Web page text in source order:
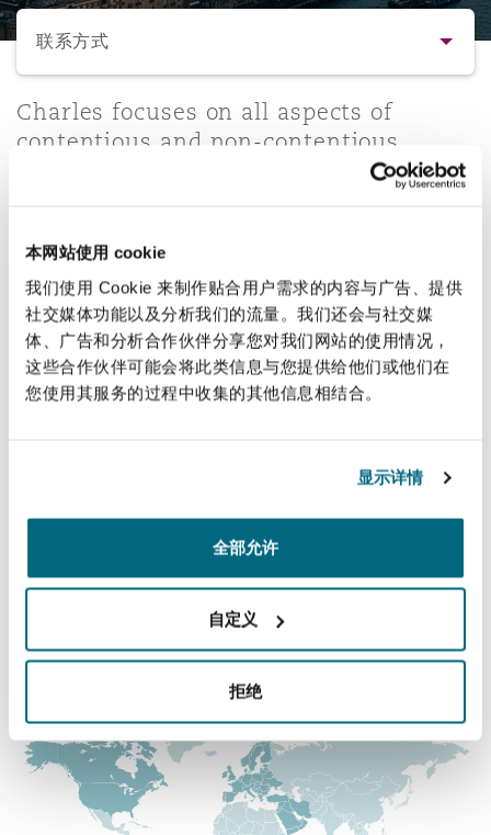
本网站使用 cookie
我们使用 Cookie 来制作贴合用户需求的内容与广告、提供
社交媒体功能以及分析我们的流量。我们还会与社交媒
体、广告和分析合作伙伴分享您对我们网站的使用情况，
这些合作伙伴可能会将此类信息与您提供给他们或他们在
您使用其服务的过程中收集的其他信息相结合。
显示详情
全部允许
自定义
拒绝
Insurance Coverage
Non-Contentious
技术、外包与数据
Financial Institutions,
Insurance Coverage
Political Risk & Trade Credit
Product Liability & Recall
Property
Reinsurance
管法规与调查
Safety, Security, Health &
尔本
德里 – 联营办公室
海
加坡
兰巴托 – 联营办公室
萨斯城
阿密
特利尔
约
兰治县
尼克斯
塞尔多夫
尔福德
堡
物浦
敦
德里
联系方式
联系方式
业务领域
法律解析
Charles focuses on all aspects of
contentious and non-contentious
employment law and is described as
large insurance broker).
直线
+44 (0) 20 7876 4215
伦敦，圣伯托尔夫大厦
+44 (0) 20 7876 5111
涵盖的办公室和地区